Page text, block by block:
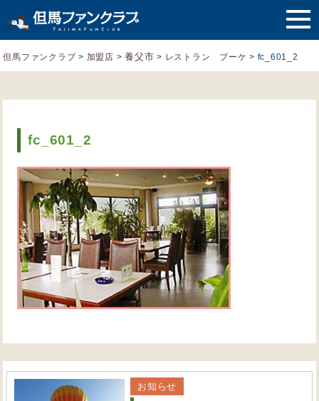
但馬ファンクラブ > 加盟店 >養父市 > レストラン ブーケ > fc_601_2
fc_601_2
お知らせ